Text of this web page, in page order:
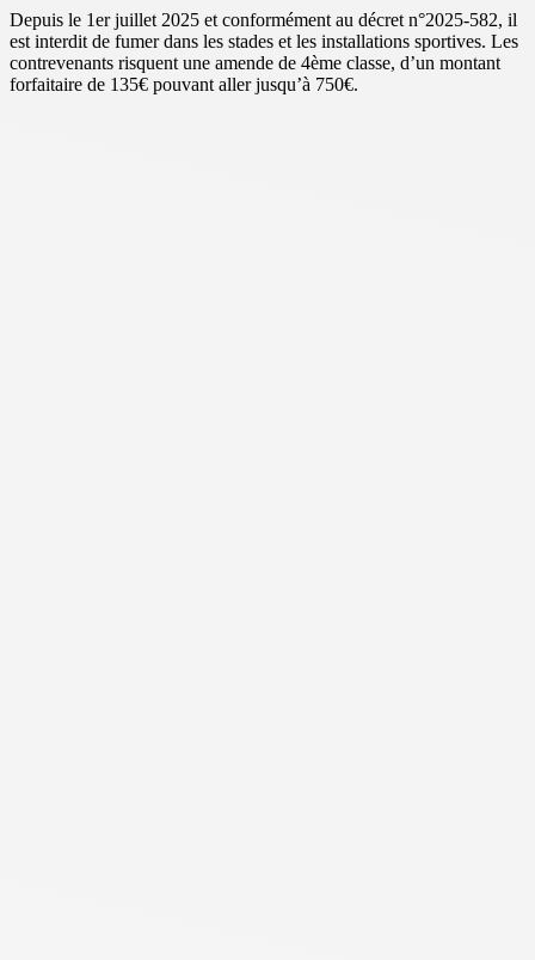
Depuis le 1er juillet 2025 et conformément au décret n°2025-582, il
est interdit de fumer dans les stades et les installations sportives. Les
contrevenants risquent une amende de 4ème classe, d’un montant
forfaitaire de 135€ pouvant aller jusqu’à 750€.